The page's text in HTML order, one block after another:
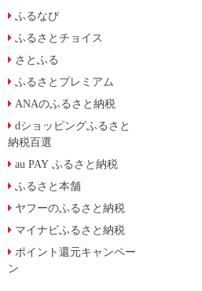
ふるなび
ふるさとチョイス
さとふる
ふるさとプレミアム
ANAのふるさと納税
dショッピングふるさと
納税百選
au PAY ふるさと納税
ふるさと本舗
ヤフーのふるさと納税
マイナビふるさと納税
ポイント還元キャンペー
ン